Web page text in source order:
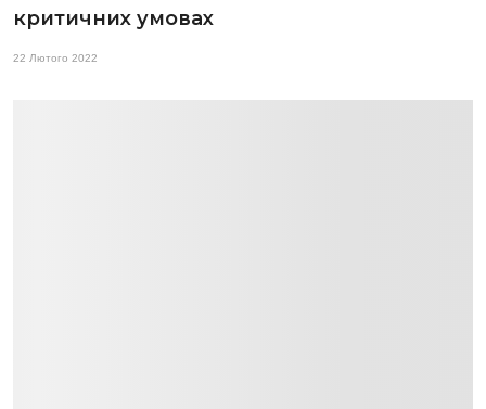
критичних умовах
22 Лютого 2022